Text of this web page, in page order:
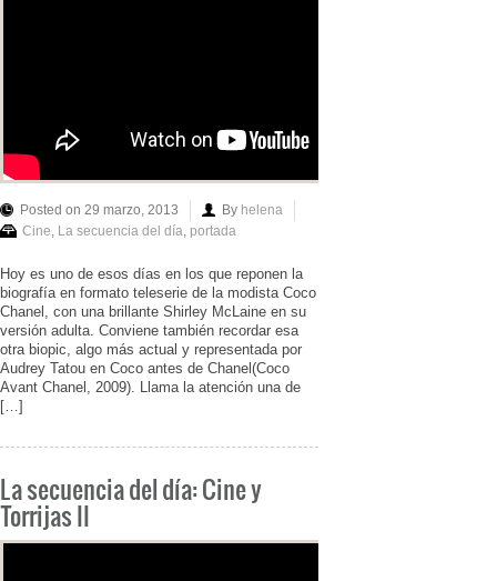
Posted on 29 marzo, 2013 By helena
Cine, La secuencia del día, portada
Hoy es uno de esos días en los que reponen la
biografía en formato teleserie de la modista Coco
Chanel, con una brillante Shirley McLaine en su
versión adulta. Conviene también recordar esa
otra biopic, algo más actual y representada por
Audrey Tatou en Coco antes de Chanel(Coco
Avant Chanel, 2009). Llama la atención una de
[…]
La secuencia del día: Cine y
Torrijas II